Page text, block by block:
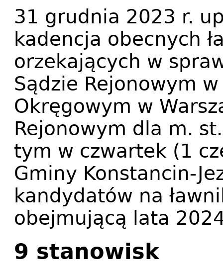
31 grudnia 2023 r.
kadencja obecnych
orzekających w
Sądzie Rejonowym
Okręgowym w
Rejonowym dla m.
tym w czwartek (1
Gminy Konstancin-
kandydatów na
obejmującą lata
9 stanowisk